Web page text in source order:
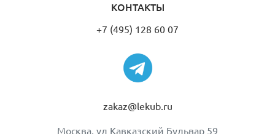
КОНТАКТЫ
+7 (495) 128 60 07
zakaz@lekub.ru
Москва, ул Кавказский Бульвар 59